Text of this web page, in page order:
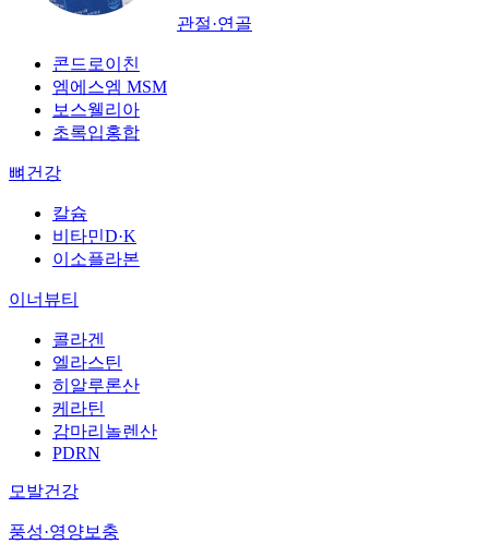
관절·연골
콘드로이친
엠에스엠 MSM
보스웰리아
초록입홍합
뼈건강
칼슘
비타민D·K
이소플라본
이너뷰티
콜라겐
엘라스틴
히알루론산
케라틴
감마리놀렌산
PDRN
모발건강
풍성·영양보충